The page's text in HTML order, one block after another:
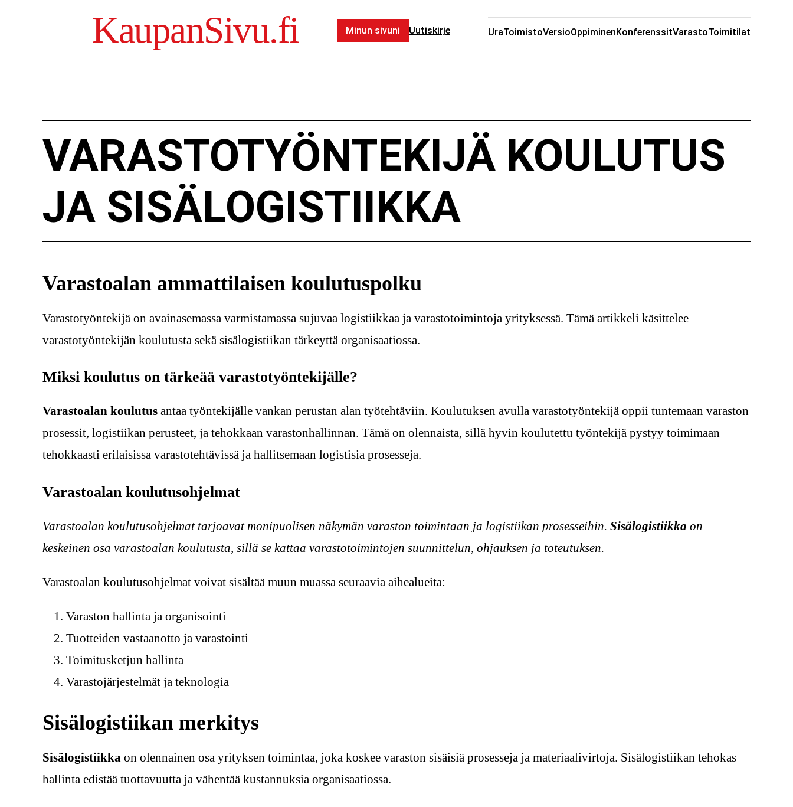
KaupanSivu.fi UraToimistoVersioOppiminenKonferenssitVarastoToimitilat
Minun sivuni Uutiskirje
VARASTOTYÖNTEKIJÄ KOULUTUS
JA SISÄLOGISTIIKKA
Varastoalan ammattilaisen koulutuspolku
Varastotyöntekijä on avainasemassa varmistamassa sujuvaa logistiikkaa ja varastotoimintoja yrityksessä. Tämä artikkeli käsittelee
varastotyöntekijän koulutusta sekä sisälogistiikan tärkeyttä organisaatiossa.
Miksi koulutus on tärkeää varastotyöntekijälle?
Varastoalan koulutus antaa työntekijälle vankan perustan alan työtehtäviin. Koulutuksen avulla varastotyöntekijä oppii tuntemaan varaston
prosessit, logistiikan perusteet, ja tehokkaan varastonhallinnan. Tämä on olennaista, sillä hyvin koulutettu työntekijä pystyy toimimaan
tehokkaasti erilaisissa varastotehtävissä ja hallitsemaan logistisia prosesseja.
Varastoalan koulutusohjelmat
Varastoalan koulutusohjelmat tarjoavat monipuolisen näkymän varaston toimintaan ja logistiikan prosesseihin. Sisälogistiikka on
keskeinen osa varastoalan koulutusta, sillä se kattaa varastotoimintojen suunnittelun, ohjauksen ja toteutuksen.
Varastoalan koulutusohjelmat voivat sisältää muun muassa seuraavia aihealueita:
Varaston hallinta ja organisointi
Tuotteiden vastaanotto ja varastointi
Toimitusketjun hallinta
Varastojärjestelmät ja teknologia
Sisälogistiikan merkitys
Sisälogistiikka on olennainen osa yrityksen toimintaa, joka koskee varaston sisäisiä prosesseja ja materiaalivirtoja. Sisälogistiikan tehokas
hallinta edistää tuottavuutta ja vähentää kustannuksia organisaatiossa.